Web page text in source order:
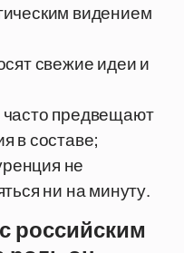
видением
свежие идеи и
предвещают
в составе;
не
ни на минуту.
российским